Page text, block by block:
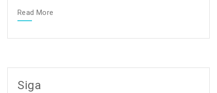
Read More
Siga